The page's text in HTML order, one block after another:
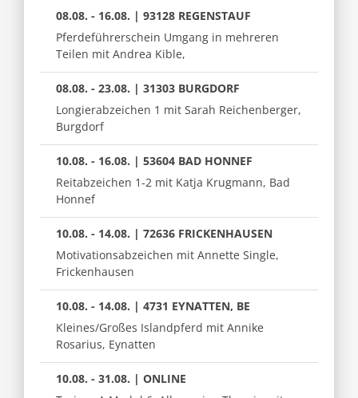
08.08. - 16.08. | 93128 REGENSTAUF
Pferdeführerschein Umgang in mehreren
Teilen mit Andrea Kible,
08.08. - 23.08. | 31303 BURGDORF
Longierabzeichen 1 mit Sarah Reichenberger,
Burgdorf
10.08. - 16.08. | 53604 BAD HONNEF
Reitabzeichen 1-2 mit Katja Krugmann, Bad
Honnef
10.08. - 14.08. | 72636 FRICKENHAUSEN
Motivationsabzeichen mit Annette Single,
Frickenhausen
10.08. - 14.08. | 4731 EYNATTEN, BE
Kleines/Großes Islandpferd mit Annike
Rosarius, Eynatten
10.08. - 31.08. | ONLINE